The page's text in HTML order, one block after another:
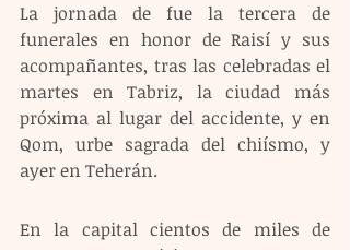
La jornada de fue la tercera de
funerales en honor de Raisí y sus
acompañantes, tras las celebradas el
martes en Tabriz, la ciudad más
próxima al lugar del accidente, y en
Qom, urbe sagrada del chiísmo, y
ayer en Teherán.
En la capital cientos de miles de